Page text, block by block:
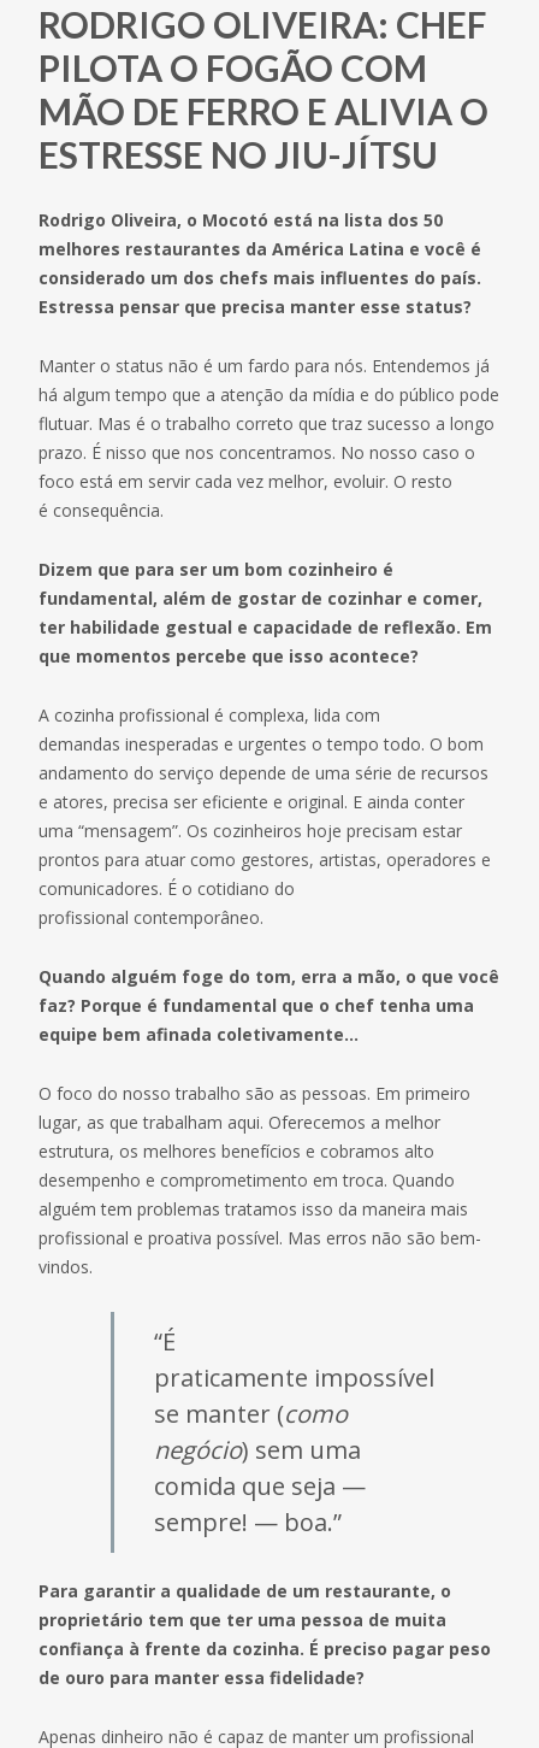
RODRIGO OLIVEIRA: CHEF
PILOTA O FOGÃO COM
MÃO DE FERRO E ALIVIA O
ESTRESSE NO JIU-JÍTSU
Rodrigo Oliveira, o Mocotó está na lista dos 50
melhores restaurantes da América Latina e você é
considerado um dos chefs mais influentes do país.
Estressa pensar que precisa manter esse status?
Manter o status não é um fardo para nós. Entendemos já
há algum tempo que a atenção da mídia e do público pode
flutuar. Mas é o trabalho correto que traz sucesso a longo
prazo. É nisso que nos concentramos. No nosso caso o
foco está em servir cada vez melhor, evoluir. O resto
é consequência.
Dizem que para ser um bom cozinheiro é
fundamental, além de gostar de cozinhar e comer,
ter habilidade gestual e capacidade de reflexão. Em
que momentos percebe que isso acontece?
A cozinha profissional é complexa, lida com
demandas inesperadas e urgentes o tempo todo. O bom
andamento do serviço depende de uma série de recursos
e atores, precisa ser eficiente e original. E ainda conter
uma “mensagem”. Os cozinheiros hoje precisam estar
prontos para atuar como gestores, artistas, operadores e
comunicadores. É o cotidiano do
profissional contemporâneo.
Quando alguém foge do tom, erra a mão, o que você
faz? Porque é fundamental que o chef tenha uma
equipe bem afinada coletivamente…
O foco do nosso trabalho são as pessoas. Em primeiro
lugar, as que trabalham aqui. Oferecemos a melhor
estrutura, os melhores benefícios e cobramos alto
desempenho e comprometimento em troca. Quando
alguém tem problemas tratamos isso da maneira mais
profissional e proativa possível. Mas erros não são bem-
vindos.
“É
praticamente impossível
se manter (como
negócio) sem uma
comida que seja —
sempre! — boa.”
Para garantir a qualidade de um restaurante, o
proprietário tem que ter uma pessoa de muita
confiança à frente da cozinha. É preciso pagar peso
de ouro para manter essa fidelidade?
Apenas dinheiro não é capaz de manter um profissional